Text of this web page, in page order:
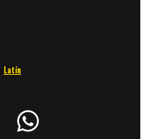
Latín